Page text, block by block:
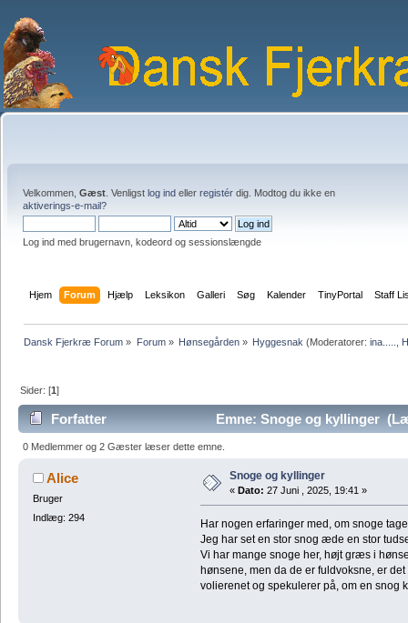
Velkommen, Gæst . Venligst log ind eller registér dig. Modtog du ikke en
aktiverings-e-mail?
Log ind med brugernavn, kodeord og sessionslængde
Hjem Forum Hjælp Leksikon Galleri Søg Kalender TinyPortal Staff
Dansk Fjerkræ Forum » Forum» Hønsegården» Hyggesnak (Moderatorer:ina.....
Sider: [1]
Forfatter Emne: Snoge og kyllinger
0 Medlemmer og 2 Gæster læser dette emne.
Alice
Bruger
Indlæg: 294
Snoge og kyllinger
« Dato: 27 Juni , 2025, 19:41 »
Har nogen erfaringer med, om snoge
Jeg har set en stor snog æde en stor
Vi har mange snoge her, højt græs i
hønsene, men da de er fuldvoksne, er
volierenet og spekulerer på, om en snog